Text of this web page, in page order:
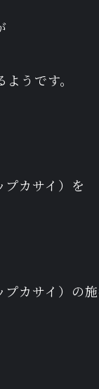
うです。
プカサイ）を
プカサイ）の